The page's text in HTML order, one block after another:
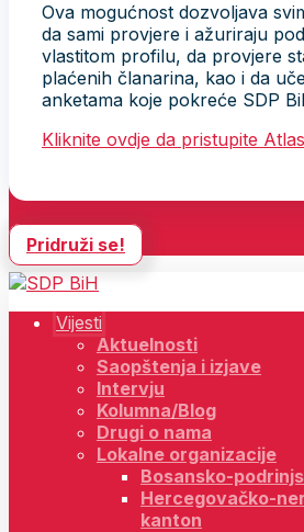
Ova mogućnost dozvoljava
da sami provjere i ažuriraju
vlastitom profilu, da provjere
plaćenih članarina, kao i da
anketama koje pokreće SDP
Kliknite ovdje da pristupite
Pridruži se!
Vijesti
Aktuelnosti
Saopštenja i izjave
Intervju
Kolumna/Blog
Drugi o nama
Lokalne organizacije
Bosansko-
Hercegovačko-
kanton